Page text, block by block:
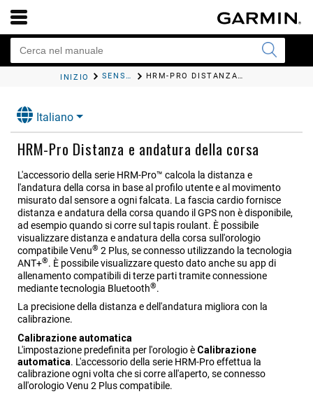
INIZIO SENSORI WIRELESS HRM-PRO DISTANZA E ANDATURA DELLA CORSA
Italiano
HRM-Pro Distanza e andatura della corsa
L'accessorio della serie HRM-Pro™ calcola la distanza e
l'andatura della corsa in base al profilo utente e al movimento
misurato dal sensore a ogni falcata. La fascia cardio fornisce
distanza e andatura della corsa quando il GPS non è disponibile,
ad esempio quando si corre sul tapis roulant. È possibile
visualizzare distanza e andatura della corsa sull'orologio
compatibileVenu® 2 Plus, se connesso utilizzando la tecnologia
ANT‍+®. È possibile visualizzare questo dato anche su app di
allenamento compatibili di terze parti tramite connessione
mediante tecnologia Bluetooth®.
La precisione della distanza e dell'andatura migliora con la
calibrazione.
Calibrazione automatica
L'impostazione predefinita per l'orologio è Calibrazione
automatica. L'accessorio della serie HRM-Proeffettua la
calibrazione ogni volta che si corre all'aperto, se connesso
all'orologioVenu 2 Pluscompatibile.